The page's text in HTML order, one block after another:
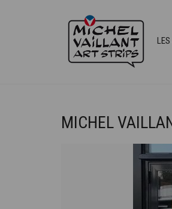
LES
MICHEL